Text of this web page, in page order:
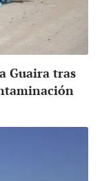
Guaira tras